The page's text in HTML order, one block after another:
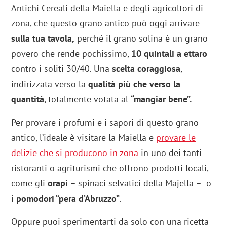
Antichi Cereali della Maiella e degli agricoltori di
zona, che questo grano antico può oggi arrivare
sulla tua tavola, perché il grano solina è un grano
povero che rende pochissimo, 10 quintali a ettaro
contro i soliti 30/40. Unascelta coraggiosa,
indirizzata verso laqualità più che verso la
quantità, totalmente votata al“mangiar bene”.
Per provare i profumi e i sapori di questo grano
antico, l’ideale è visitare la Maiella e provare le
delizie che si producono in zona in uno dei tanti
ristoranti o agriturismi che offrono prodotti locali,
come gliorapi – spinaci selvatici della Majella – o
i pomodori “pera d’Abruzzo”.
Oppure puoi sperimentarti da solo con una ricetta